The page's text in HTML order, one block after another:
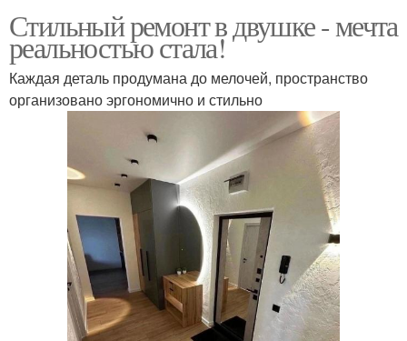
Стильный ремонт в двушке - мечта
реальностью стала!
Каждая деталь продумана до мелочей, пространство
организовано эргономично и стильно